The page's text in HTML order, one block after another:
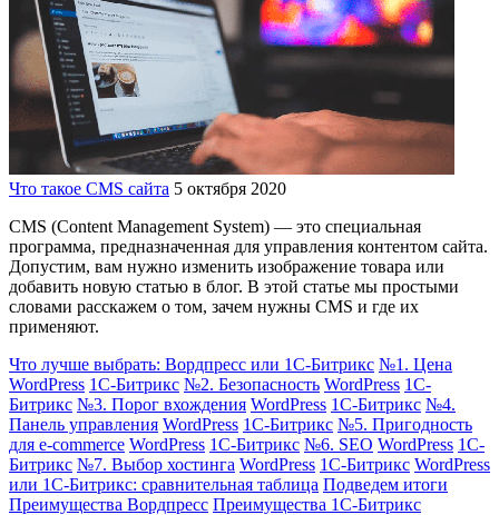
Что такое CMS сайта 5 октября 2020
CMS (Content Management System) — это специальная
программа, предназначенная для управления контентом сайта.
Допустим, вам нужно изменить изображение товара или
добавить новую статью в блог. В этой статье мы простыми
словами расскажем о том, зачем нужны CMS и где их
применяют.
Что лучше выбрать: Вордпресс или 1С-Битрикс №1. Цена
WordPress 1С-Битрикс №2. Безопасность WordPress 1С-
Битрикс №3. Порог вхождения WordPress 1С-Битрикс №4.
Панель управления WordPress 1С-Битрикс №5. Пригодность
для e-commerce WordPress 1С-Битрикс №6. SEO WordPress 1С-
Битрикс №7. Выбор хостинга WordPress 1С-Битрикс WordPress
или 1С-Битрикс: сравнительная таблица Подведем итоги
Преимущества Вордпресс Преимущества 1С-Битрикс